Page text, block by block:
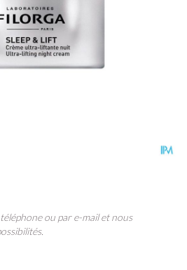
ou par e-mail et nous